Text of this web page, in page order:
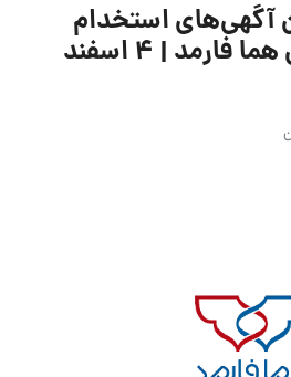
آگهی‌های استخدام
شرکت داروسازی هما فارمد | ۴ اسفند